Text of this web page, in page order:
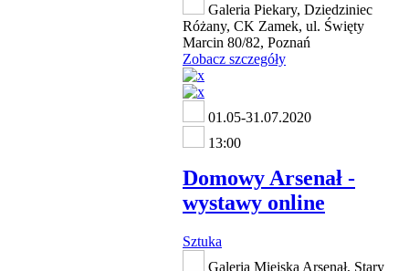
Galeria Piekary, Dziedziniec
Różany, CK Zamek, ul. Święty
Marcin 80/82, Poznań
Zobacz szczegóły
01.05-31.07.2020
13:00
Domowy Arsenał -
wystawy online
Sztuka
Galeria Miejska Arsenał, Stary